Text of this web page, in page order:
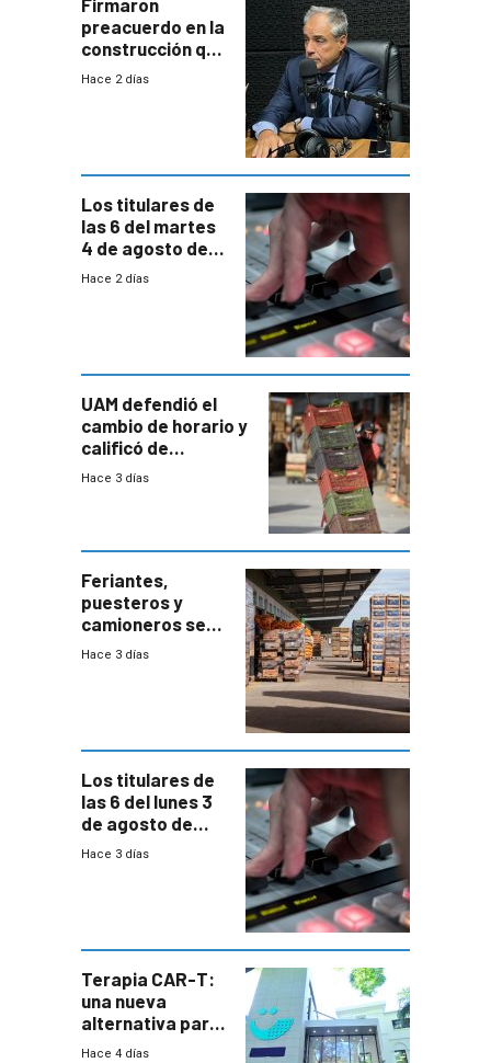
preacuerdo en la
construcción que
comprende
Hace 2 días
Los titulares de
las 6 del martes
4 de agosto de
2026
Hace 2 días
UAM defendió el
cambio de horario y
calificó de
“desproporcionado”
Hace 3 días
Feriantes,
puesteros y
camioneros se
movilizaron en
Hace 3 días
Los titulares de
las 6 del lunes 3
de agosto de
2026
Hace 3 días
Terapia CAR-T:
una nueva
alternativa para
niños y
Hace 4 días